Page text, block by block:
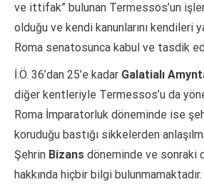
ve ittifak” bulunan Termessos’un
olduğu ve kendi kanunlarını kendileri
Roma senatosunca kabul ve tasdik
İ.Ö. 36’dan 25’e kadar Galatialı
diğer kentleriyle Termessos’u da
Roma İmparatorluk döneminde ise
koruduğu bastığı sikkelerden
Şehrin Bizans döneminde ve sonraki
hakkında hiçbir bilgi